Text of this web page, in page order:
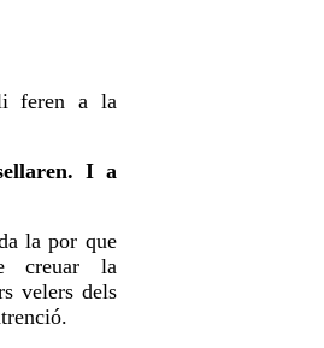
feren a la
I a
la por que
creuar la
velers dels